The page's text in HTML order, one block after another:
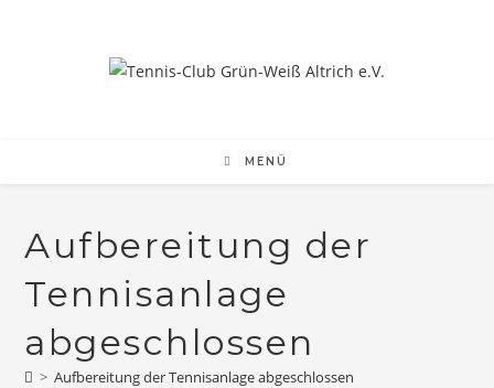
MENÜ
Aufbereitung der
Tennisanlage
abgeschlossen
> Aufbereitung der Tennisanlage abgeschlossen